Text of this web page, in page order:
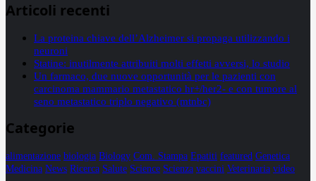
Articoli recenti
La proteina chiave dell’Alzheimer si propaga utilizzando i
neuroni
Statine: inutilmente attribuiti molti effetti avversi, lo studio
Un farmaco, due nuove opportunità per le pazienti con
carcinoma mammario metastatico hr+/her2- e con tumore al
seno metastatico triplo negativo (mtnbc)
Categorie
alimentazione biologia Biology Com. Stampa Epatiti featured Genetica
Medicina News Ricerca Salute Science Scienza vaccini Veterinaria video